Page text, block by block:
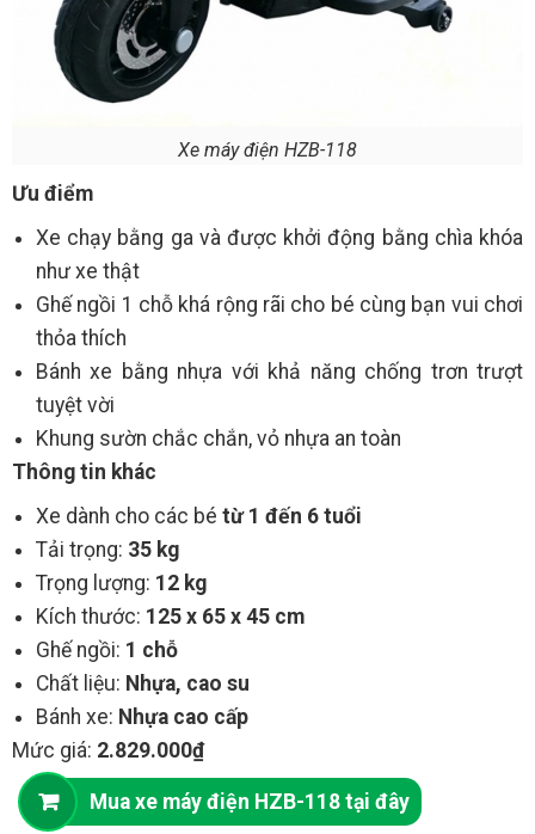
Xe máy điện HZB-118
Ưu điểm
Xe chạy bằng ga và được khởi động bằng chìa khóa
như xe thật
Ghế ngồi 1 chỗ khá rộng rãi cho bé cùng bạn vui chơi
thỏa thích
Bánh xe bằng nhựa với khả năng chống trơn trượt
tuyệt vời
Khung sườn chắc chắn, vỏ nhựa an toàn
Thông tin khác
Xe dành cho các bé từ 1 đến 6 tuổi
Tải trọng: 35 kg
Trọng lượng: 12 kg
Kích thước: 125 x 65 x 45 cm
Ghế ngồi: 1 chỗ
Chất liệu: Nhựa, cao su
Bánh xe: Nhựa cao cấp
Mức giá: 2.829.000₫
Mua xe máy điện HZB-118 tại đây